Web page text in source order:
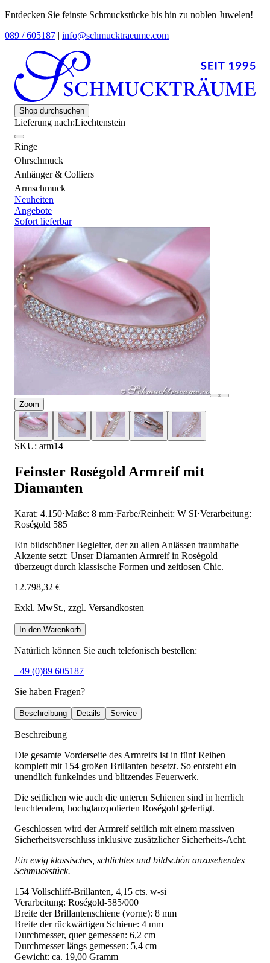
Entdecken Sie feinste Schmuckstücke bis hin zu noblen Juwelen!
089 / 605187 | info@schmucktraeume.com
Shop durchsuchen
Lieferung nach:Liechtenstein
Ringe
Ohrschmuck
Anhänger & Colliers
Armschmuck
Neuheiten
Angebote
Sofort lieferbar
Zoom
SKU: arm14
Feinster Roségold Armreif mit
Diamanten
Karat: 4.150·Maße: 8 mm·Farbe/Reinheit: W SI·Verarbeitung:
Roségold 585
Ein bildschöner Begleiter, der zu allen Anlässen traumhafte
Akzente setzt: Unser Diamanten Armreif in Roségold
überzeugt durch klassische Formen und zeitlosen Chic.
12.798,32 €
Exkl. MwSt., zzgl. Versandkosten
In den Warenkorb
Natürlich können Sie auch telefonisch bestellen:
+49 (0)89 605187
Sie haben Fragen?
Beschreibung Details Service
Beschreibung
Die gesamte Vorderseite des Armreifs ist in fünf Reihen
komplett mit 154 großen Brillanten besetzt. So entsteht ein
unendlich funkelndes und blitzendes Feuerwerk.
Die seitlichen wie auch die unteren Schienen sind in herrlich
leuchtendem, hochglanzpolierten Roségold gefertigt.
Geschlossen wird der Armreif seitlich mit einem massiven
Sicherheitsverschluss inklusive zusätzlicher Sicherheits-Acht.
Ein ewig klassisches, schlichtes und bildschön anzusehendes
Schmuckstück.
154 Vollschliff-Brillanten, 4,15 cts. w-si
Verarbeitung: Roségold-585/000
Breite der Brillantenschiene (vorne): 8 mm
Breite der rückwärtigen Schiene: 4 mm
Durchmesser, quer gemessen: 6,2 cm
Durchmesser längs gemessen: 5,4 cm
Gewicht: ca. 19,00 Gramm